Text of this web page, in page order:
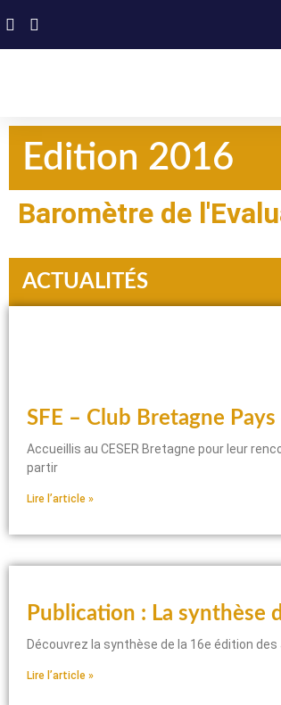
Edition 2016
Baromètre de
ACTUALITÉS
SFE – Club Bretagne
Accueillis au CESER Bretagne pour leur
partir
Lire l’article »
Publication : La synthèse
Découvrez la synthèse de la 16e édition
Lire l’article »